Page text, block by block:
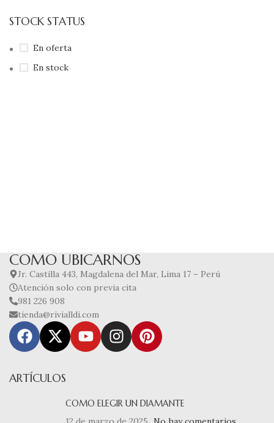
STOCK STATUS
En oferta
En stock
COMO UBICARNOS
Jr. Castilla 443, Magdalena del Mar, Lima 17 – Perú
Atención solo con previa cita
981 226 908
tienda@rivialldi.com
ARTÍCULOS
COMO ELEGIR UN DIAMANTE